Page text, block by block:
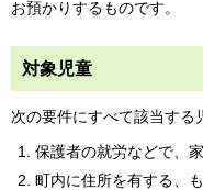
お預かりするものです。
対象児童
次の要件にすべて該当する
保護者の就労などで、
町内に住所を有する、